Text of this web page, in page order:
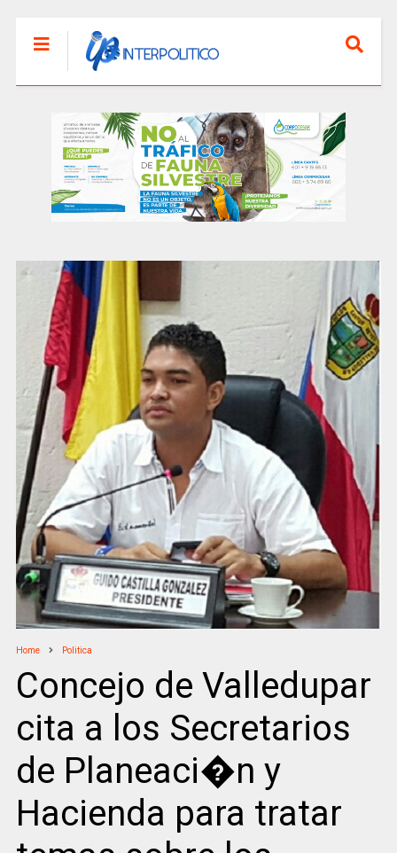
Home Politica
Concejo de Valledupar
cita a los Secretarios
de Planeaci�n y
Hacienda para tratar